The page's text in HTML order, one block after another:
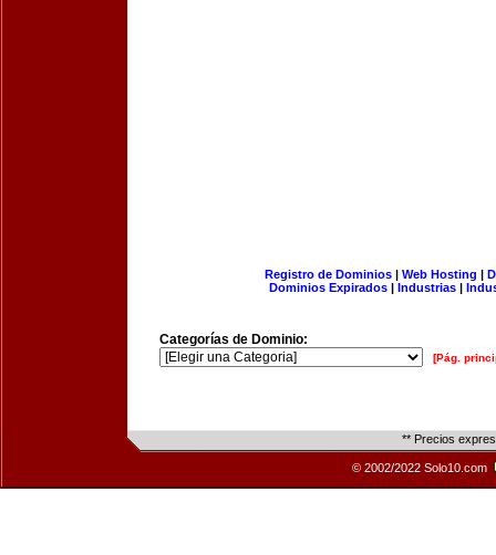
Registro de Dominios| Web Hosting |
Dominios Expirados | Industrias |
Categorías de Dominio:
[Pág.
** Precios
© 2002/2022 Solo10.com